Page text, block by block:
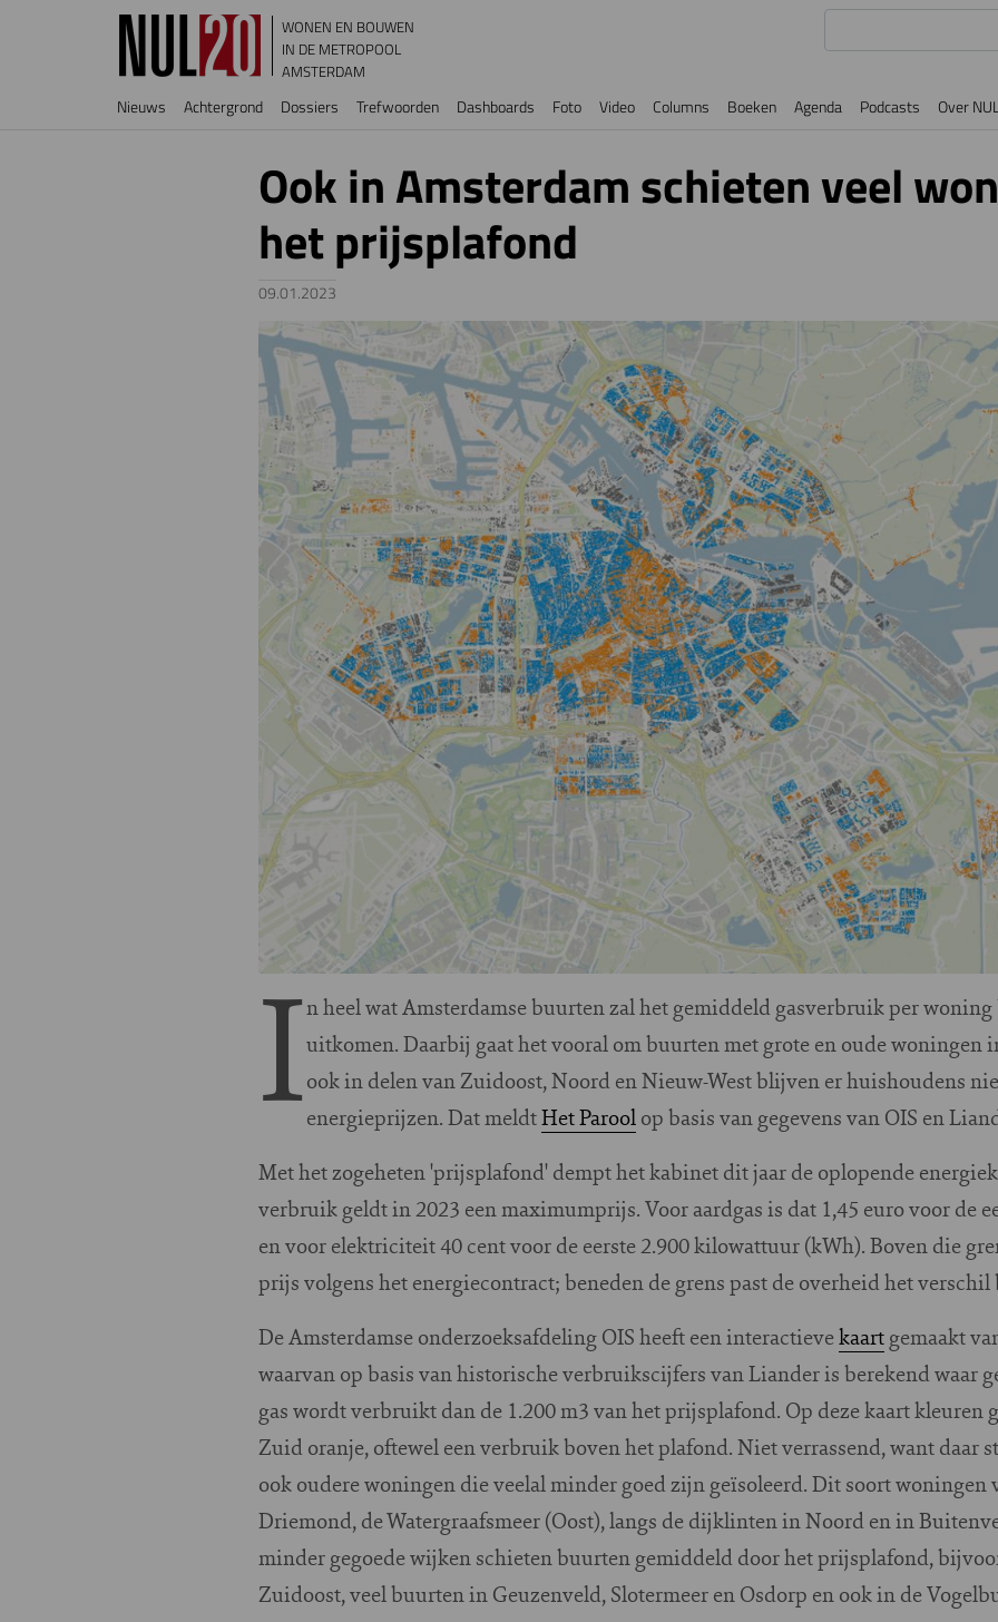
Overslaan en naar de inhoud gaan
WONEN EN BOUWEN
IN DE METROPOOL
AMSTERDAM
Hoofdnavigatie
Nieuws Achtergrond Dossiers Trefwoorden Dashboards Foto Video Columns Boeken Agenda Podcasts Over
Ook in Amsterdam schieten veel
het prijsplafond
09.01.2023
Image
In heel wat Amsterdamse buurten zal het gemiddeld gasverbruik per
uitkomen. Daarbij gaat het vooral om buurten met grote en oude woningen
ook in delen van Zuidoost, Noord en Nieuw-West blijven er huishoudens
energieprijzen. Dat meldtHet Paroolop basis van gegevens van OIS en
Met het zogeheten 'prijsplafond' dempt het kabinet dit jaar de oplopende
verbruik geldt in 2023 een maximumprijs. Voor aardgas is dat 1,45 euro voor de
en voor elektriciteit 40 cent voor de eerste 2.900 kilowattuur (kWh). Boven die
prijs volgens het energiecontract; beneden de grens past de overheid het verschil
De Amsterdamse onderzoeksafdeling OIS heeft een interactievekaartgemaakt
waarvan op basis van historische verbruikscijfers van Liander is berekend waar
gas wordt verbruikt dan de 1.200 m3 van het prijsplafond. Op deze kaart kleuren
Zuid oranje, oftewel een verbruik boven het plafond. Niet verrassend, want daar
ook oudere woningen die veelal minder goed zijn geïsoleerd. Dit soort woningen
Driemond, de Watergraafsmeer (Oost), langs de dijklinten in Noord en in
minder gegoede wijken schieten buurten gemiddeld door het prijsplafond,
Zuidoost, veel buurten in Geuzenveld, Slotermeer en Osdorp en ook in de